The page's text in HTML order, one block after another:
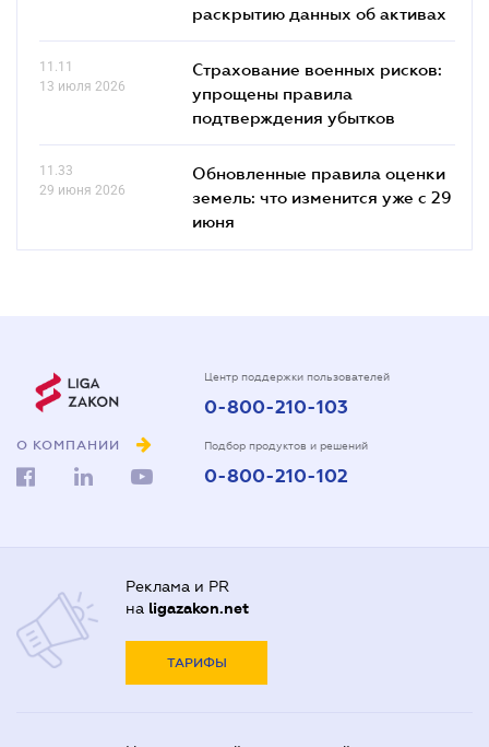
раскрытию данных об активах
11.11
13 июля 2026
Страхование военных рисков:
упрощены правила
подтверждения убытков
11.33
29 июня 2026
Обновленные правила оценки
земель: что изменится уже с 29
июня
О КОМПАНИИ
Центр поддержки пользователей
0-800-210-103
Подбор продуктов и решений
0-800-210-102
Реклама и PR
на ligazakon.net
ТАРИФЫ